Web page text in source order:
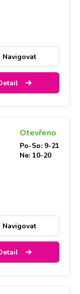
Navigovat
Otevřeno
Po-So: 9-21
Ne: 10-20
Navigovat